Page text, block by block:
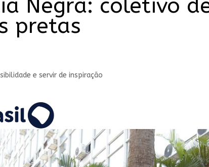
Negra: coletivo
pretas
e servir de inspiração